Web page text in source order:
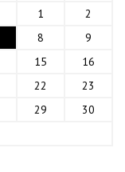
1
2
8
9
15
16
22
23
29
30